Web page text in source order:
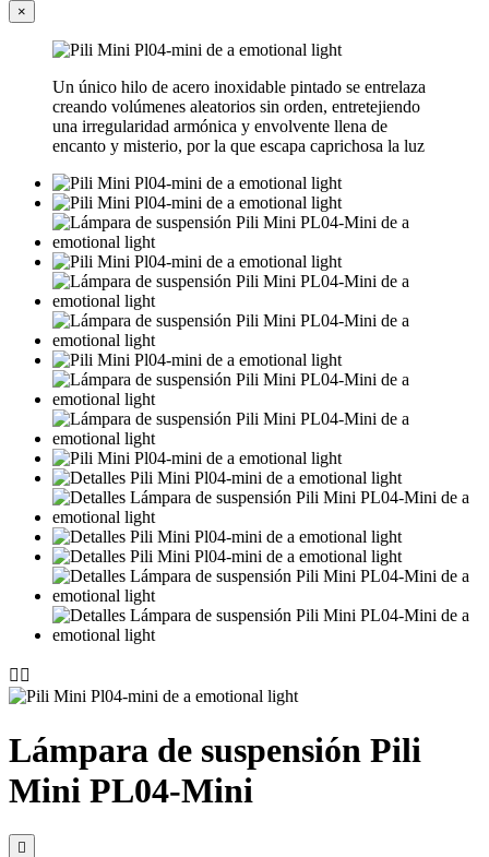
×
Un único hilo de acero inoxidable pintado se entrelaza
creando volúmenes aleatorios sin orden, entretejiendo
una irregularidad armónica y envolvente llena de
encanto y misterio, por la que escapa caprichosa la luz
 
Lámpara de suspensión Pili
Mini PL04-Mini
